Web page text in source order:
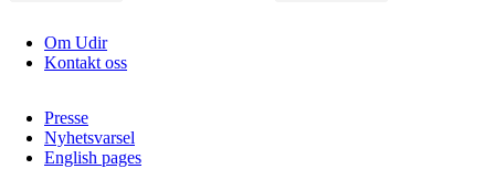
Om Udir
Kontakt oss
Presse
Nyhetsvarsel
English pages